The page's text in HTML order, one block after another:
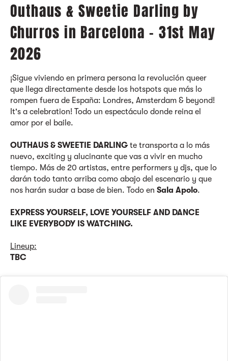
Outhaus & Sweetie Darling by
Churros in Barcelona - 31st May
2026
¡Sigue viviendo en primera persona la revolución queer
que llega directamente desde los hotspots que más lo
rompen fuera de España: Londres, Amsterdam & beyond!
It's a celebration! Todo un espectáculo donde reina el
amor por el baile.
OUTHAUS & SWEETIE DARLING te transporta a lo más
nuevo, exciting y alucinante que vas a vivir en mucho
tiempo. Más de 20 artistas, entre performers y djs, que lo
darán todo tanto arriba como abajo del escenario y que
nos harán sudar a base de bien. Todo en Sala Apolo.
EXPRESS YOURSELF, LOVE YOURSELF AND DANCE
LIKE EVERYBODY IS WATCHING.
Lineup:
TBC